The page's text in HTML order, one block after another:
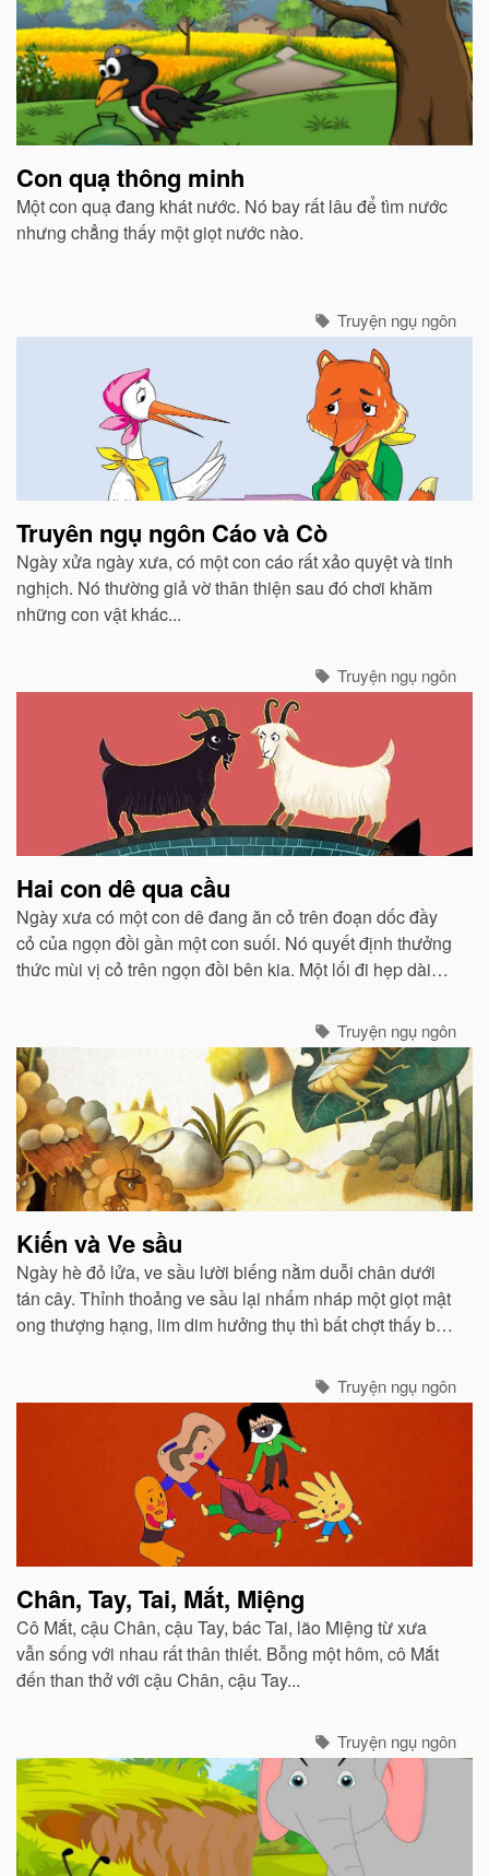
Con quạ thông minh
Một con quạ đang khát nước. Nó bay rất lâu để tìm nước
nhưng chẳng thấy một giọt nước nào.
Truyện ngụ ngôn
Truyên ngụ ngôn Cáo và Cò
Ngày xửa ngày xưa, có một con cáo rất xảo quyệt và tinh
nghịch. Nó thường giả vờ thân thiện sau đó chơi khăm
những con vật khác...
Truyện ngụ ngôn
Hai con dê qua cầu
Ngày xưa có một con dê đang ăn cỏ trên đoạn dốc đầy
cỏ của ngọn đồi gần một con suối. Nó quyết định thưởng
thức mùi vị cỏ trên ngọn đồi bên kia. Một lối đi hẹp dài
Truyện ngụ ngôn
Kiến và Ve sầu
Ngày hè đỏ lửa, ve sầu lười biếng nằm duỗi chân dưới
tán cây. Thỉnh thoảng ve sầu lại nhấm nháp một giọt mật
ong thượng hạng, lim dim hưởng thụ thì bất chợt thấy bác
Truyện ngụ ngôn
Chân, Tay, Tai, Mắt, Miệng
Cô Mắt, cậu Chân, cậu Tay, bác Tai, lão Miệng từ xưa
vẫn sống với nhau rất thân thiết. Bỗng một hôm, cô Mắt
đến than thở với cậu Chân, cậu Tay...
Truyện ngụ ngôn